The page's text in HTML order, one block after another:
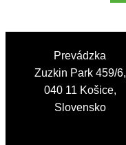
Prevádzka
Zuzkin Park 459/6,
040 11 Košice,
Slovensko